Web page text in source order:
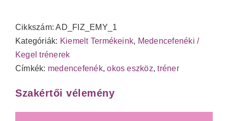
erősítő
okoseszköz
mennyiség
Cikkszám:AD_FIZ_EMY_1
Kategóriák: Kiemelt Termékeink, Medencefenéki /
Kegel trénerek
Címkék: medencefenék,okos eszköz,tréner
Szakértői vélemény